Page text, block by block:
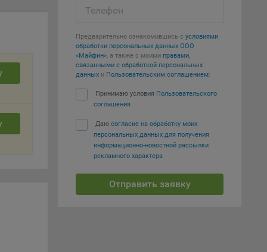
Телефон
Предварительно ознакомившись с условиями
обработки персональных данных ООО
«Майфин», а также с моими правами,
связанными с обработкой персональных
данных и Пользовательским соглашением:
Принимаю условия Пользовательского
соглашения
Даю согласие на обработку моих
персональных данных для получения
информационно-новостной рассылки
рекламного характера
Отправить заявку